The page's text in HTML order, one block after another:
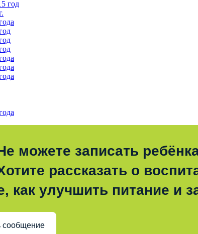
год
можете записать
рассказать о
как улучшить питание и
сообщение